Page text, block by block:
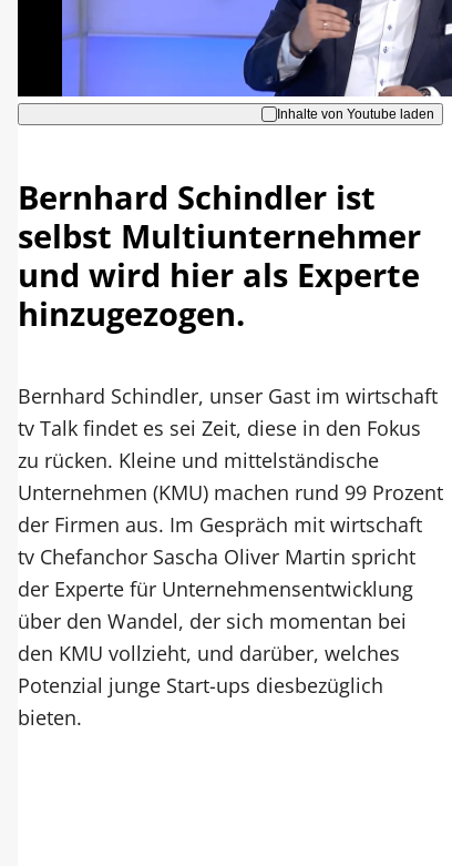
Datenschutzerklärung
Akzeptieren
Inhalte von Youtube laden
Bernhard Schindler ist
selbst Multiunternehmer
und wird hier als Experte
hinzugezogen.
Bernhard Schindler, unser Gast im wirtschaft
tv Talk findet es sei Zeit, diese in den Fokus
zu rücken. Kleine und mittelständische
Unternehmen (KMU) machen rund 99 Prozent
der Firmen aus. Im Gespräch mit wirtschaft
tv Chefanchor Sascha Oliver Martin spricht
der Experte für Unternehmensentwicklung
über den Wandel, der sich momentan bei
den KMU vollzieht, und darüber, welches
Potenzial junge Start-ups diesbezüglich
bieten.